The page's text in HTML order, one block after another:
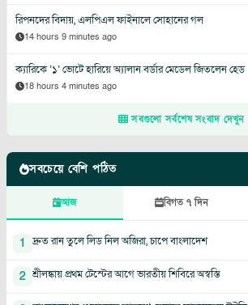
রিপনদের বিদায়, এলপিএল ফাইনালে সোহানের গল
14 hours 9 minutes ago
ক্যারিকে ‘১’ ভোটে হারিয়ে অ্যালান বর্ডার মেডেল জিতলেন হেড
18 hours 4 minutes ago
সবগুলো সর্বশেষ সংবাদ দেখুন
সবচেয়ে বেশি পঠিত
আজ বিগত ৭ দিন
1 দ্রুত রান তুলে লিড নিল অজিরা, চাপে বাংলাদেশ
2 শ্রীলঙ্কায় প্রথম টেস্টের আগে ভারতীয় শিবিরে অস্বস্তি